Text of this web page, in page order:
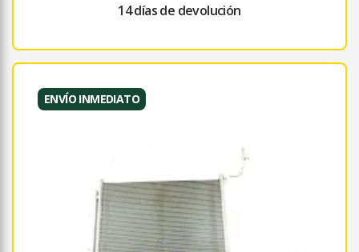
14 días de devolución
ENVÍO INMEDIATO